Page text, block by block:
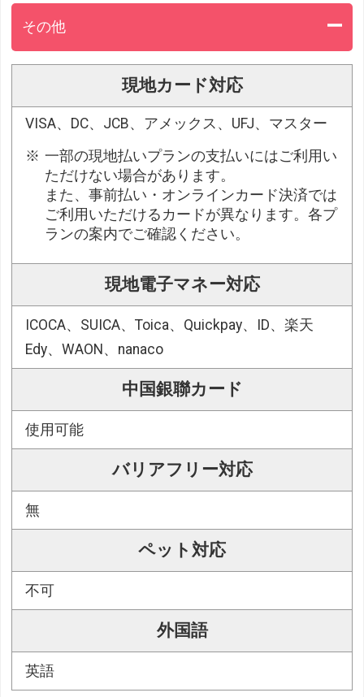
その他
現地カード対応
VISA、DC、JCB、アメックス、UFJ、マスター
一部の現地払いプランの支払いにはご利用い
ただけない場合があります。
また、事前払い・オンラインカード決済では
ご利用いただけるカードが異なります。各プ
ランの案内でご確認ください。
現地電子マネー対応
ICOCA、SUICA、Toica、Quickpay、ID、楽天
Edy、WAON、nanaco
中国銀聯カード
使用可能
バリアフリー対応
無
ペット対応
不可
外国語
英語